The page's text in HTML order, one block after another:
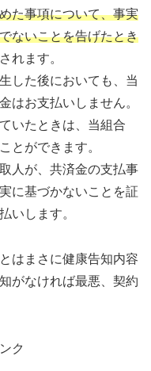
た事項について、事実
ないことを告げたとき
れます。
した後においても、当
はお支払いしません。
いたときは、当組合
とができます。
人が、共済金の支払事
に基づかないことを証
いします。
はまさに健康告知内容
がなければ最悪、契約
ク